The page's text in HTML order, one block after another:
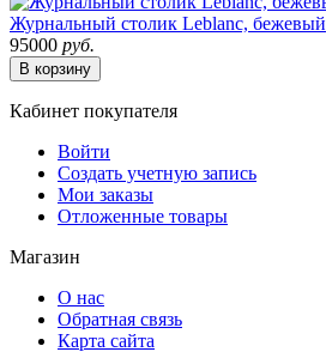
Журнальный столик Leblanc, бежевый
95000 руб.
В корзину
Кабинет покупателя
Войти
Создать учетную запись
Мои заказы
Отложенные товары
Магазин
О нас
Обратная связь
Карта сайта